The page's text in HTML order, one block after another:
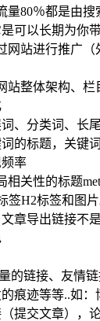
量80％都是由
可以长期为你
网站进行推广（
站整体架构、
、分类词、长
的标题，关键
率
相关性的标题
签H2标签和图
章导出链接不
的链接、友情
痕迹等等..如
提交文章），